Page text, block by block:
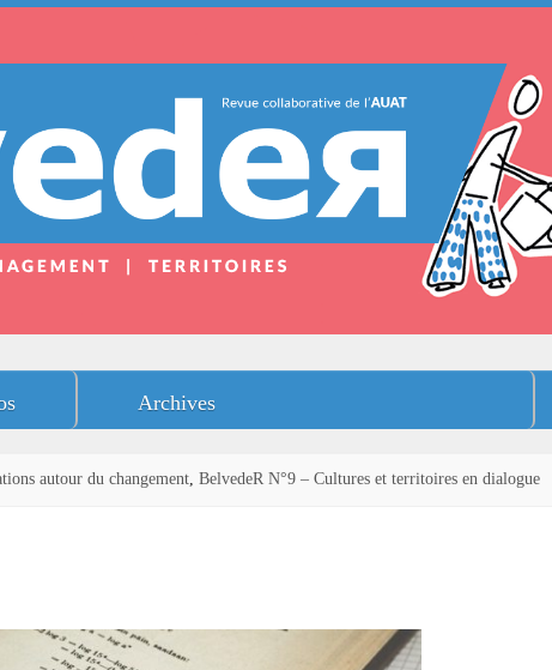
Archives
autour du changement, BelvedeR N°9 – Cultures et territoires en dialogue